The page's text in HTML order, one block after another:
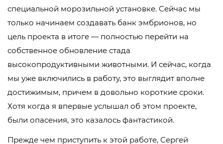
специальной морозильной установке. Сейчас мы
только начинаем создавать банк эмбрионов, но
цель проекта в итоге — полностью перейти на
собственное обновление стада
высокопродуктивными животными. И сейчас, когда
мы уже включились в работу, это выглядит вполне
достижимым, причем в довольно короткие сроки.
Хотя когда я впервые услышал об этом проекте,
были опасения, это казалось фантастикой.
Прежде чем приступить к этой работе, Сергей